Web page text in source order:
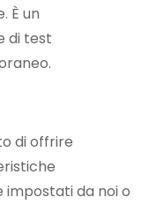
È un
di test
di offrire
impostati da noi o